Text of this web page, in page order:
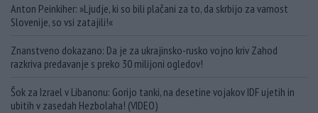
Anton Peinkiher: »Ljudje, ki so bili plačani za to, da skrbijo za varnost
Slovenije, so vsi zatajili!«
Znanstveno dokazano: Da je za ukrajinsko-rusko vojno kriv Zahod
razkriva predavanje s preko 30 milijoni ogledov!
Šok za Izrael v Libanonu: Gorijo tanki, na desetine vojakov IDF ujetih in
ubitih v zasedah Hezbolaha! (VIDEO)